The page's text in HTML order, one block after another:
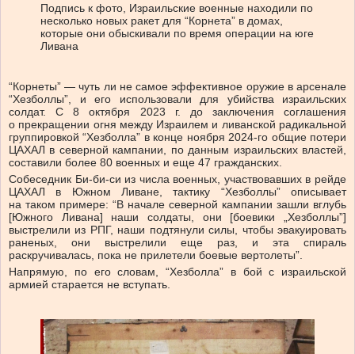
Подпись к фото, Израильские военные находили по
несколько новых ракет для “Корнета” в домах,
которые они обыскивали по время операции на юге
Ливана
“Корнеты” — чуть ли не самое эффективное оружие в арсенале
“Хезболлы”, и его использовали для убийства израильских
солдат. С 8 октября 2023 г. до заключения соглашения
о прекращении огня между Израилем и ливанской радикальной
группировкой “Хезболла” в конце ноября 2024-го общие потери
ЦАХАЛ в северной кампании, по данным израильских властей,
составили более 80 военных и еще 47 гражданских.
Собеседник Би-би-си из числа военных, участвовавших в рейде
ЦАХАЛ в Южном Ливане, тактику “Хезболлы” описывает
на таком примере: “В начале северной кампании зашли вглубь
[Южного Ливана] наши солдаты, они [боевики „Хезболлы”]
выстрелили из РПГ, наши подтянули силы, чтобы эвакуировать
раненых, они выстрелили еще раз, и эта спираль
раскручивалась, пока не прилетели боевые вертолеты”.
Напрямую, по его словам, “Хезболла” в бой с израильской
армией старается не вступать.